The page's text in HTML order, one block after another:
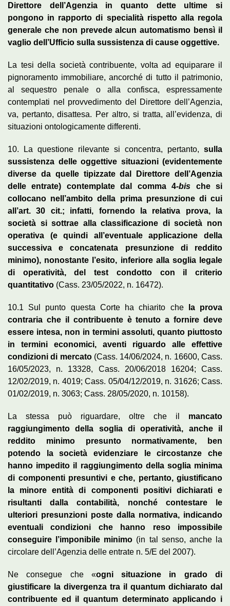
Direttore dell’Agenzia in quanto dette ultime si
pongono in rapporto di specialità rispetto alla regola
generale che non prevede alcun automatismo bensì il
vaglio dell’Ufficio sulla sussistenza di cause oggettive.
La tesi della società contribuente, volta ad equiparare il
pignoramento immobiliare, ancorché di tutto il patrimonio,
al sequestro penale o alla confisca, espressamente
contemplati nel provvedimento del Direttore dell’Agenzia,
va, pertanto, disattesa. Per altro, si tratta, all’evidenza, di
situazioni ontologicamente differenti.
10. La questione rilevante si concentra, pertanto, sulla
sussistenza delle oggettive situazioni (evidentemente
diverse da quelle tipizzate dal Direttore dell’Agenzia
delle entrate) contemplate dal comma 4-bis che si
collocano nell’ambito della prima presunzione di cui
all’art. 30 cit.; infatti, fornendo la relativa prova, la
società si sottrae alla classificazione di società non
operativa (e quindi all’eventuale applicazione della
successiva e concatenata presunzione di reddito
minimo), nonostante l’esito, inferiore alla soglia legale
di operatività, del test condotto con il criterio
quantitativo (Cass. 23/05/2022, n. 16472).
10.1 Sul punto questa Corte ha chiarito chela prova
contraria che il contribuente è tenuto a fornire deve
essere intesa, non in termini assoluti, quanto piuttosto
in termini economici, aventi riguardo alle effettive
condizioni di mercato(Cass. 14/06/2024, n. 16600, Cass.
16/05/2023, n. 13328, Cass. 20/06/2018 16204; Cass.
12/02/2019, n. 4019; Cass. 05/04/12/2019, n. 31626; Cass.
01/02/2019, n. 3063; Cass. 28/05/2020, n. 10158).
La stessa può riguardare, oltre che il mancato
raggiungimento della soglia di operatività, anche il
reddito minimo presunto normativamente, ben
potendo la società evidenziare le circostanze che
hanno impedito il raggiungimento della soglia minima
di componenti presuntivi e che, pertanto, giustificano
la minore entità di componenti positivi dichiarati e
risultanti dalla contabilità, nonché contestare le
ulteriori presunzioni poste dalla normativa, indicando
eventuali condizioni che hanno reso impossibile
conseguire l’imponibile minimo (in tal senso, anche la
circolare dell’Agenzia delle entrate n. 5/E del 2007).
Ne consegue che «ogni situazione in grado di
giustificare la divergenza tra il quantum dichiarato dal
contribuente ed il quantum determinato applicando i